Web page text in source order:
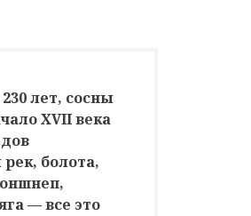
лет, сосны
XVII века
болота,
— все это